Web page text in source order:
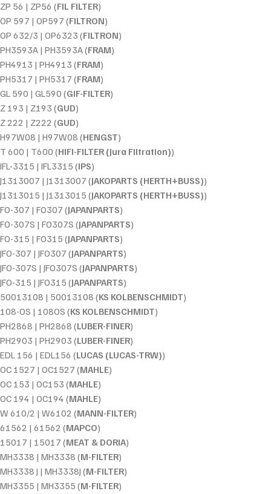
ZP 56 | ZP56 (FIL FILTER)
OP 597 | OP597 (FILTRON)
OP 632/3 | OP6323 (FILTRON)
PH3593A | PH3593A (FRAM)
PH4913 | PH4913 (FRAM)
PH5317 | PH5317 (FRAM)
GL 590 | GL590 (GIF-FILTER)
Z 193 | Z193 (GUD)
Z 222 | Z222 (GUD)
H97W08 | H97W08 (HENGST)
T 600 | T600 (HIFI-FILTER (Jura Filtration))
IFL-3315 | IFL3315 (IPS)
J1313007 | J1313007 (JAKOPARTS (HERTH+BUSS))
J1313015 | J1313015 (JAKOPARTS (HERTH+BUSS))
FO-307 | FO307 (JAPANPARTS)
FO-307S | FO307S (JAPANPARTS)
FO-315 | FO315 (JAPANPARTS)
JFO-307 | JFO307 (JAPANPARTS)
JFO-307S | JFO307S (JAPANPARTS)
JFO-315 | JFO315 (JAPANPARTS)
50013108 | 50013108 (KS KOLBENSCHMIDT)
108-OS | 108OS (KS KOLBENSCHMIDT)
PH2868 | PH2868 (LUBER-FINER)
PH2903 | PH2903 (LUBER-FINER)
EDL 156 | EDL156 (LUCAS (LUCAS-TRW))
OC 1527 | OC1527 (MAHLE)
OC 153 | OC153 (MAHLE)
OC 194 | OC194 (MAHLE)
W 610/2 | W6102 (MANN-FILTER)
61562 | 61562 (MAPCO)
15017 | 15017 (MEAT & DORIA)
MH3338 | MH3338 (M-FILTER)
MH3338 J | MH3338J (M-FILTER)
MH3355 | MH3355 (M-FILTER)